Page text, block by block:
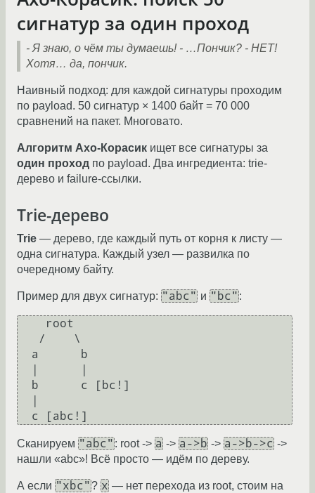
сигнатур за один проход
- Я знаю, о чём ты думаешь! - …Пончик? - НЕТ!
Хотя… да, пончик.
Наивный подход: для каждой сигнатуры проходим
по payload. 50 сигнатур × 1400 байт = 70 000
сравнений на пакет. Многовато.
Алгоритм Ахо-Корасик ищет все сигнатуры за
один проход по payload. Два ингредиента: trie-
дерево и failure-ссылки.
Trie-дерево
Trie — дерево, где каждый путь от корня к листу —
одна сигнатура. Каждый узел — развилка по
очередному байту.
Пример для двух сигнатур: "abc" и "bc" :
Сканируем "abc" : root -> a -> a->b -> a->b->c ->
нашли «abc»! Всё просто — идём по дереву.
А если "xbc"? x — нет перехода из root, стоим на